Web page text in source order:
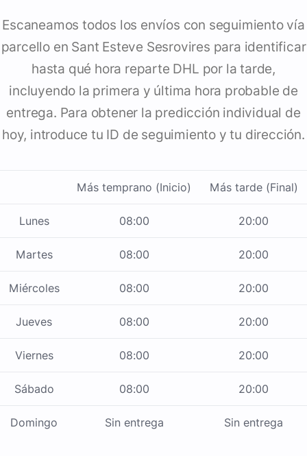
Escaneamos todos los envíos con seguimiento vía
parcello en Sant Esteve Sesrovires para identificar
hasta qué hora reparte DHL por la tarde,
incluyendo la primera y última hora probable de
entrega. Para obtener la predicción individual de
hoy, introduce tu ID de seguimiento y tu dirección.
Más temprano (Inicio) Más tarde (Final)
Lunes 08:00 20:00
Martes 08:00 20:00
Miércoles 08:00 20:00
Jueves 08:00 20:00
Viernes 08:00 20:00
Sábado 08:00 20:00
Domingo Sin entrega Sin entrega